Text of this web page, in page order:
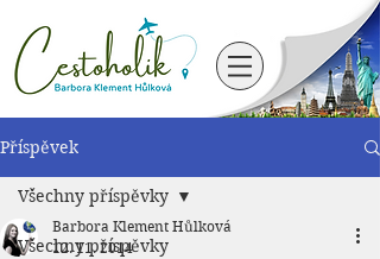
Příspěvek
Všechny příspěvky
Všechny příspěvky
Barbora Klement Hůlková
12. 11. 2014